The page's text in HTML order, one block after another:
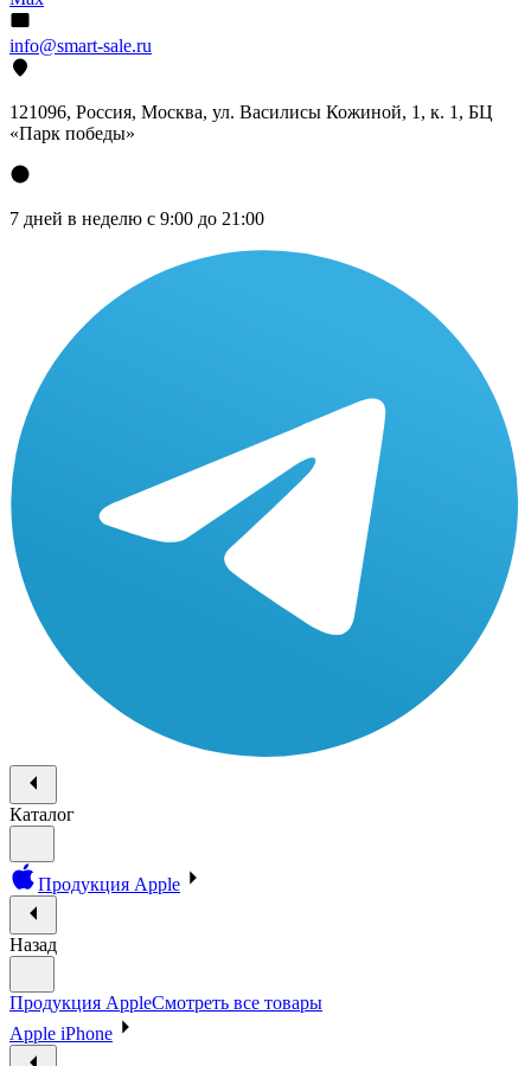
info@smart-sale.ru
121096, Россия, Москва, ул. Василисы Кожиной, 1, к. 1, БЦ
«Парк победы»
7 дней в неделю с 9:00 до 21:00
Каталог
Продукция Apple
Назад
Продукция AppleСмотреть все товары
Apple iPhone